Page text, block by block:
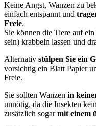
Keine Angst, Wanzen zu
einfach entspannt und
Freie.
Sie können die Tiere auf
sein) krabbeln lassen und
Alternativ stülpen Sie ein
vorsichtig ein Blatt Papier
Freie.
Sie sollten Wanzen in
unnötig, da die Insekten
zusätzlich sogarmit einem